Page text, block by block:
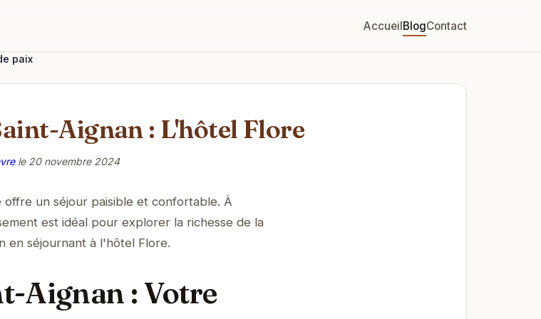
AccueilBlogContact
paix
Aignan : L'hôtel Flore
le 20 novembre 2024
un séjour paisible et confortable. À
est idéal pour explorer la richesse de la
en séjournant à l'hôtel Flore.
Aignan : Votre